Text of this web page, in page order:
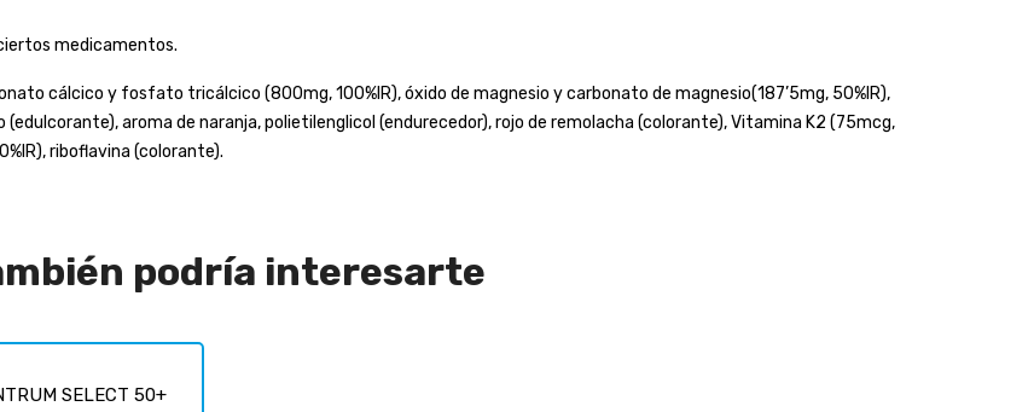
medicamentos.
cálcico y fosfato tricálcico (800mg, 100%IR), óxido de magnesio y carbonato de magnesio(187’5mg, 50%IR),
aroma de naranja, polietilenglicol (endurecedor), rojo de remolacha (colorante), Vitamina K2 (75mcg,
riboflavina (colorante).
podría interesarte
SELECT 50+